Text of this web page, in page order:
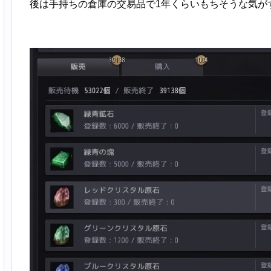
後は手持ちの倉庫の交易品で1年くらいもちそうな気が